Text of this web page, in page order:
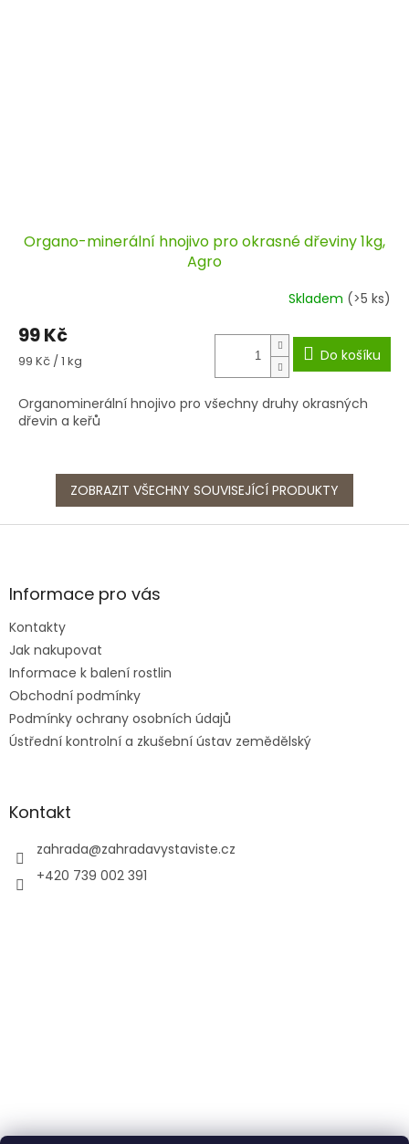
Organo-minerální hnojivo pro okrasné dřeviny 1kg,
Agro
Skladem (>5 ks)
99 Kč
Měrná
99 Kč / 1 kg Do košíku
Organominerální hnojivo pro všechny druhy okrasných
dřevin a keřů
ZOBRAZIT VŠECHNY SOUVISEJÍCÍ PRODUKTY
Z
aInformace pro vás
Kontakty
Jak nakupovat
Informace k balení rostlin
Obchodní podmínky
Podmínky ochrany osobních údajů
Ústřední kontrolní a zkušební ústav zemědělský
Kontakt
zahrada@zahradavystaviste.cz
+420 739 002 391